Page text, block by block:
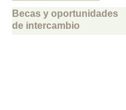
Becas y oportunidades
de intercambio